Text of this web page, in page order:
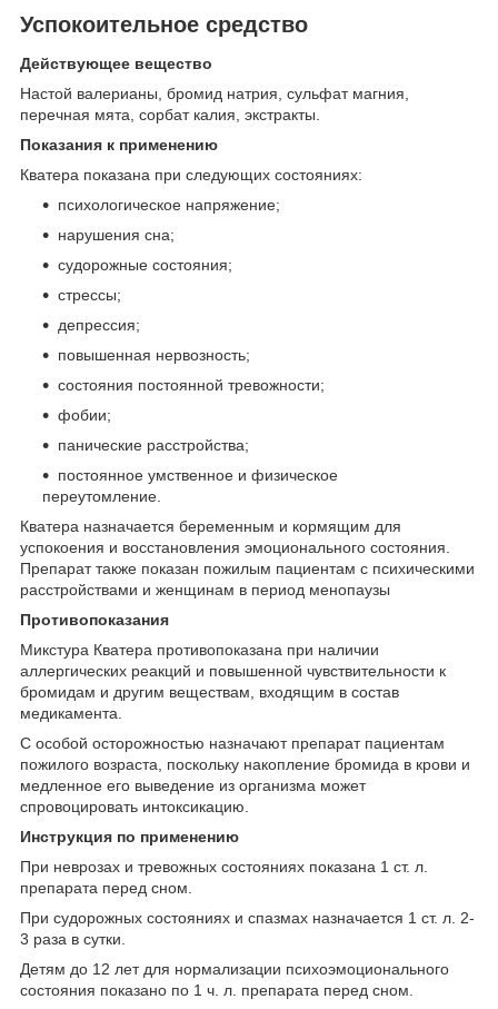
Успокоительное средство
Действующее вещество
Настой валерианы, бромид натрия, сульфат магния,
перечная мята, сорбат калия, экстракты.
Показания к применению
Кватера показана при следующих состояниях:
психологическое напряжение;
нарушения сна;
судорожные состояния;
стрессы;
депрессия;
повышенная нервозность;
состояния постоянной тревожности;
фобии;
панические расстройства;
постоянное умственное и физическое
переутомление.
Кватера назначается беременным и кормящим для
успокоения и восстановления эмоционального состояния.
Препарат также показан пожилым пациентам с психическими
расстройствами и женщинам в период менопаузы
Противопоказания
Микстура Кватера противопоказана при наличии
аллергических реакций и повышенной чувствительности к
бромидам и другим веществам, входящим в состав
медикамента.
С особой осторожностью назначают препарат пациентам
пожилого возраста, поскольку накопление бромида в крови и
медленное его выведение из организма может
спровоцировать интоксикацию.
Инструкция по применению
При неврозах и тревожных состояниях показана 1 ст. л.
препарата перед сном.
При судорожных состояниях и спазмах назначается 1 ст. л. 2-
3 раза в сутки.
Детям до 12 лет для нормализации психоэмоционального
состояния показано по 1 ч. л. препарата перед сном.